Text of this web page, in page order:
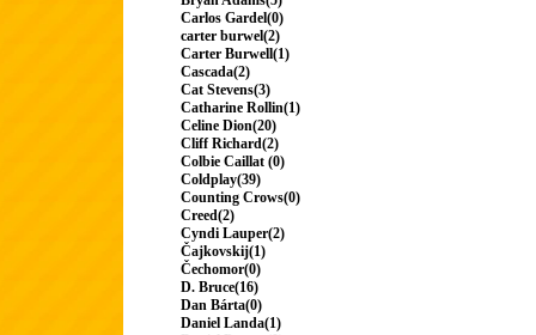
Carlos Gardel(0)
carter burwel(2)
Carter Burwell(1)
Cascada(2)
Cat Stevens(3)
Catharine Rollin(1)
Celine Dion(20)
Cliff Richard(2)
Colbie Caillat (0)
Coldplay(39)
Counting Crows(0)
Creed(2)
Cyndi Lauper(2)
Čajkovskij(1)
Čechomor(0)
D. Bruce(16)
Dan Bárta(0)
Daniel Landa(1)